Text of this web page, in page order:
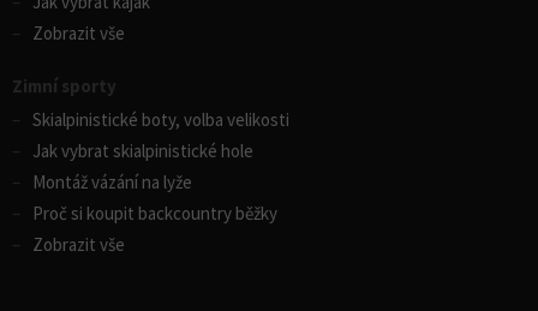
Zobrazit vše
Zimní sporty
Skialpinistické boty, volba velikosti
Jak vybrat skialpinistické hole
Montáž vázání na lyže
Proč si koupit backcountry běžky
Zobrazit vše